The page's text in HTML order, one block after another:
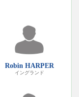
Robin HARPER
イングランド